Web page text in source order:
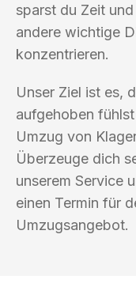
sparst du Zeit
andere wichtige
konzentrieren.
Unser Ziel ist es,
aufgehoben
Umzug von
Überzeuge dich
unserem Service
einen Termin für
Umzugsangebot.